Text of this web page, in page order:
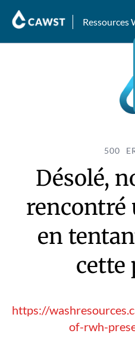
Ressources
500
Désolé,
rencontré
en
cette
https://
of-rwh-